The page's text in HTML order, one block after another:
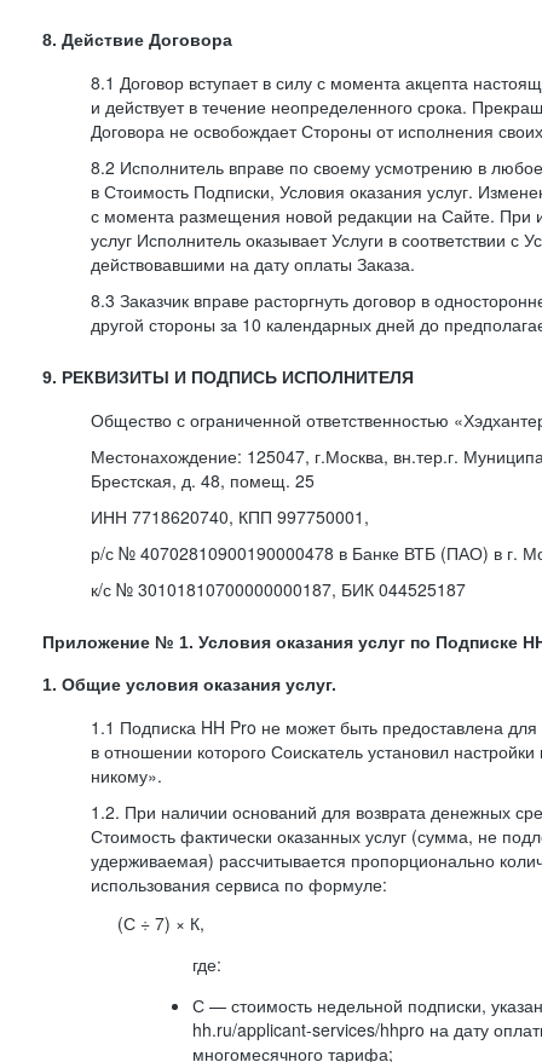
8. Действие Договора
8.1 Договор вступает в силу с момента акцепта
и действует в течение неопределенного срока.
Договора не освобождает Стороны от исполнения
8.2 Исполнитель вправе по своему усмотрению в
в Стоимость Подписки, Условия оказания услуг.
с момента размещения новой редакции на Сайте. При
услуг Исполнитель оказывает Услуги в соответствии с
действовавшими на дату оплаты Заказа.
8.3 Заказчик вправе расторгнуть договор в
другой стороны за 10 календарных дней до
9. РЕКВИЗИТЫ И ПОДПИСЬ ИСПОЛНИТЕЛЯ
Общество с ограниченной ответственностью
Местонахождение: 125047, г.Москва, вн.тер.г.
Брестская, д. 48, помещ. 25
ИНН 7718620740, КПП 997750001,
р/с № 40702810900190000478 в Банке ВТБ (ПАО) в г.
к/с № 30101810700000000187, БИК 044525187
Приложение № 1. Условия оказания услуг по Подписке
1. Общие условия оказания услуг.
1.1 Подписка HH Pro не может быть предоставлена
в отношении которого Соискатель установил
никому».
1.2. При наличии оснований для возврата денежных
Стоимость фактически оказанных услуг (сумма, не
удерживаемая) рассчитывается пропорционально
использования сервиса по формуле:
(С ÷ 7) × К,
где:
С — стоимость недельной подписки,
hh.ru/applicant-services/hhpro на дату
многомесячного тарифа;